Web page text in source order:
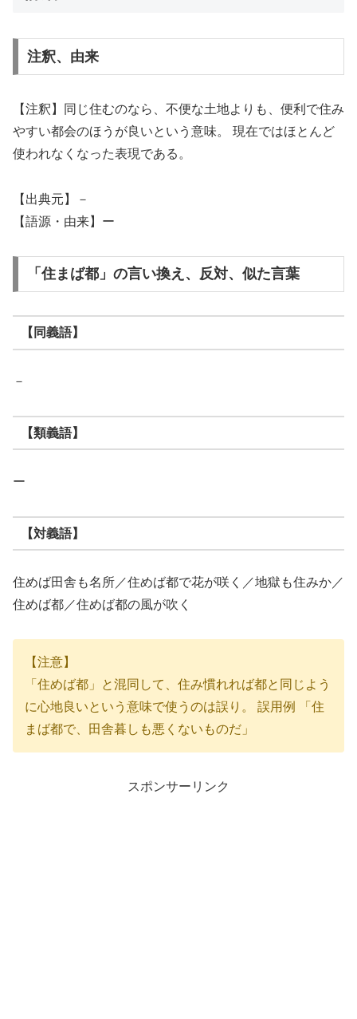
注釈、由来
【注釈】同じ住むのなら、不便な土地よりも、便利で住み
やすい都会のほうが良いという意味。 現在ではほとんど
使われなくなった表現である。
【出典元】－
【語源・由来】ー
「住まば都」の言い換え、反対、似た言葉
【同義語】
－
【類義語】
ー
【対義語】
住めば田舎も名所／住めば都で花が咲く／地獄も住みか／
住めば都／住めば都の風が吹く
【注意】
「住めば都」と混同して、住み慣れれば都と同じよう
に心地良いという意味で使うのは誤り。 誤用例 「住
まば都で、田舎暮しも悪くないものだ」
スポンサーリンク